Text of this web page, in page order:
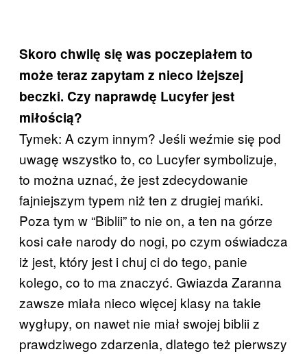
Skoro chwilę się was poczepiałem to
może teraz zapytam z nieco lżejszej
beczki. Czy naprawdę Lucyfer jest
miłością?
Tymek: A czym innym? Jeśli weźmie się pod
uwagę wszystko to, co Lucyfer symbolizuje,
to można uznać, że jest zdecydowanie
fajniejszym typem niż ten z drugiej mańki.
Poza tym w “Biblii” to nie on, a ten na górze
kosi całe narody do nogi, po czym oświadcza
iż jest, który jest i chuj ci do tego, panie
kolego, co to ma znaczyć. Gwiazda Zaranna
zawsze miała nieco więcej klasy na takie
wygłupy, on nawet nie miał swojej biblii z
prawdziwego zdarzenia, dlatego też pierwszy